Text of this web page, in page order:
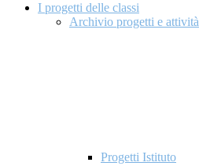
I progetti delle classi
Archivio progetti e attività
Progetti Istituto